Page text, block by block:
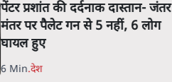
पेंटर प्रशांत की दर्दनाक दास्तान- जंतर
मंतर पर पैलेट गन से 5 नहीं, 6 लोग
घायल हुए
6 Min.देश